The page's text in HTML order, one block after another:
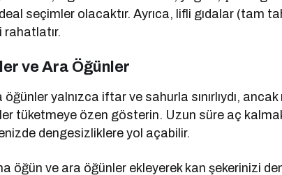
seçimler olacaktır. Ayrıca, lifli gıdalar (tam
rahatlatır.
ve Ara Öğünler
yalnızca iftar ve sahurla sınırlıydı,
tüketmeye özen gösterin. Uzun süre aç
dengesizliklere yol açabilir.
öğün ve ara öğünler ekleyerek kan şekerinizi